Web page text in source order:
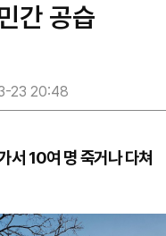
간 공습
23 20:48
서 10여 명 죽거나 다쳐